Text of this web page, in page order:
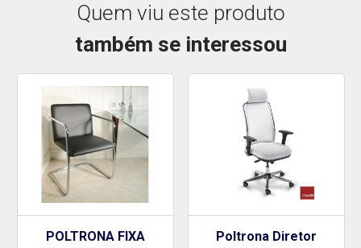
Quem viu este produto
também se interessou
POLTRONA FIXA
Poltrona Diretor